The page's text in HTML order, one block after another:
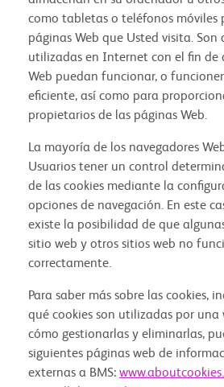
como tabletas o teléfonos móviles
páginas Web que Usted visita.
utilizadas en Internet con el fin de
Web puedan funcionar, o
eficiente, así como para
propietarios de las páginas Web.
La mayoría de los navegadores
Usuarios tener un control
de las cookies mediante la
opciones de navegación. En este
existe la posibilidad de que
sitio web y otros sitios web no
correctamente.
Para saber más sobre las cookies,
qué cookies son utilizadas por
cómo gestionarlas y eliminarlas,
siguientes páginas web de
externas a BMS: